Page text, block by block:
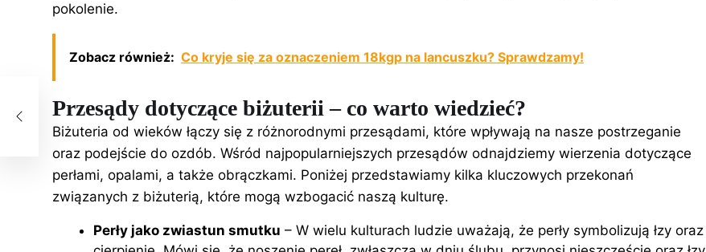
pokolenie.
Zobacz również: Co kryje się za oznaczeniem 18kgp na lancuszku? Sprawdzamy!
Przesądy dotyczące biżuterii – co warto wiedzieć?
Biżuteria od wieków łączy się z różnorodnymi przesądami, które wpływają na nasze postrzeganie
oraz podejście do ozdób. Wśród najpopularniejszych przesądów odnajdziemy wierzenia dotyczące
perłami, opalami, a także obrączkami. Poniżej przedstawiamy kilka kluczowych przekonań
związanych z biżuterią, które mogą wzbogacić naszą kulturę.
Perły jako zwiastun smutku – W wielu kulturach ludzie uważają, że perły symbolizują łzy oraz